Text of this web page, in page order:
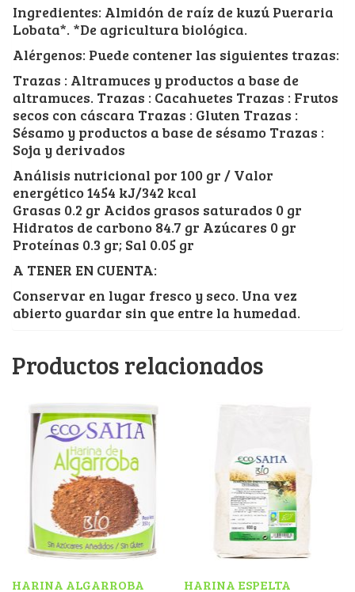
Ingredientes: Almidón de raíz de kuzú Pueraria
Lobata*. *De agricultura biológica.
Alérgenos: Puede contener las siguientes trazas:
Trazas : Altramuces y productos a base de
altramuces. Trazas : Cacahuetes Trazas : Frutos
secos con cáscara Trazas : Gluten Trazas :
Sésamo y productos a base de sésamo Trazas :
Soja y derivados
Análisis nutricional por 100 gr / Valor
energético 1454 kJ/342 kcal
Grasas 0.2 gr Acidos grasos saturados 0 gr
Hidratos de carbono 84.7 gr Azúcares 0 gr
Proteínas 0.3 gr; Sal 0.05 gr
A TENER EN CUENTA:
Conservar en lugar fresco y seco. Una vez
abierto guardar sin que entre la humedad.
Productos relacionados
HARINA ALGARROBA
HARINA ESPELTA